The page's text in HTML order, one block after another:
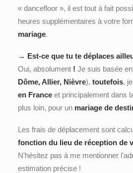
« dancefloor », il est tout à fait
heures supplémentaires à votre
mariage.
→ Est-ce que tu te déplaces
Oui, absolument ! Je suis basée en
Dôme, Allier, Nièvre), toutefois,
en France et principalement dans
plus loin, pour un mariage de
Les frais de déplacement sont
fonction du lieu de réception de
N’hésitez pas à me mentionner
estimation précise !